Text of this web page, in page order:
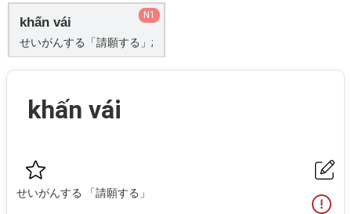
khấn vái
せいがんする「請願する」;
N1
khấn vái
せいがんする 「請願する」